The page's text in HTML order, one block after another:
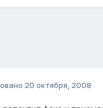
20 октября, 2008